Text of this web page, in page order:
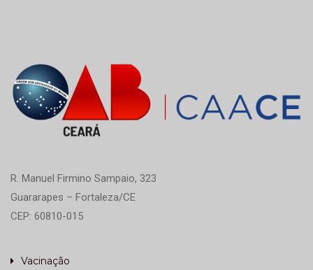
R. Manuel Firmino Sampaio, 323
Guararapes – Fortaleza/CE
CEP: 60810-015
Vacinação